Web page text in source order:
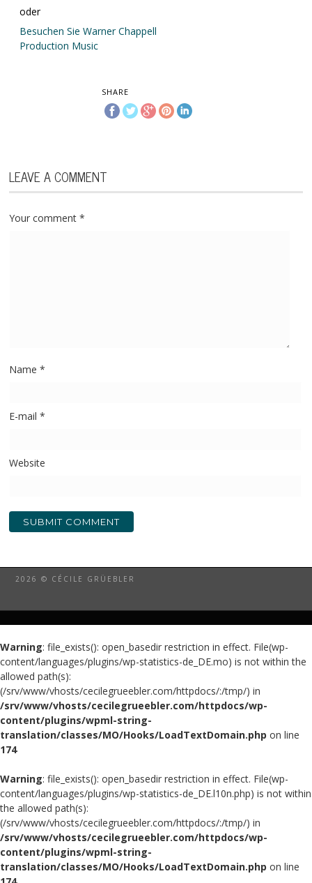
oder
Besuchen Sie Warner Chappell
Production Music
SHARE
LEAVE A COMMENT
Your comment*
Name*
E-mail*
Website
2026 © CÉCILE GRÜEBLER
Warning: file_exists(): open_basedir restriction in effect. File(wp-
content/languages/plugins/wp-statistics-de_DE.mo) is not within the
allowed path(s):
(/srv/www/vhosts/cecilegrueebler.com/httpdocs/:/tmp/) in
/srv/www/vhosts/cecilegrueebler.com/httpdocs/wp-
content/plugins/wpml-string-
translation/classes/MO/Hooks/LoadTextDomain.php on line
174
Warning: file_exists(): open_basedir restriction in effect. File(wp-
content/languages/plugins/wp-statistics-de_DE.l10n.php) is not within
the allowed path(s):
(/srv/www/vhosts/cecilegrueebler.com/httpdocs/:/tmp/) in
/srv/www/vhosts/cecilegrueebler.com/httpdocs/wp-
content/plugins/wpml-string-
translation/classes/MO/Hooks/LoadTextDomain.php on line